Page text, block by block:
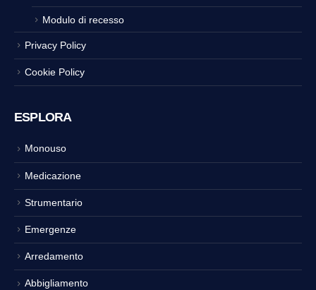
Modulo di recesso
Privacy Policy
Cookie Policy
ESPLORA
Monouso
Medicazione
Strumentario
Emergenze
Arredamento
Abbigliamento